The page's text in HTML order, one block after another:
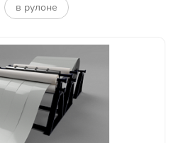
в рулоне